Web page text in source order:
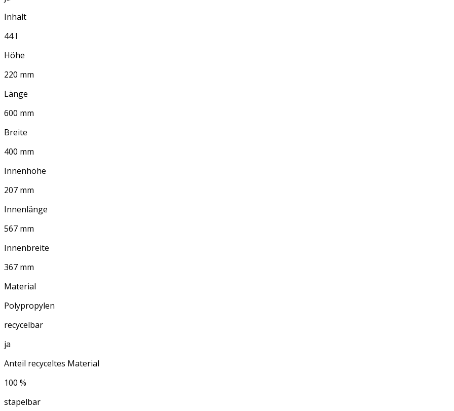
Inhalt
44 l
Höhe
220 mm
Länge
600 mm
Breite
400 mm
Innenhöhe
207 mm
Innenlänge
567 mm
Innenbreite
367 mm
Material
Polypropylen
recycelbar
ja
Anteil recyceltes Material
100 %
stapelbar